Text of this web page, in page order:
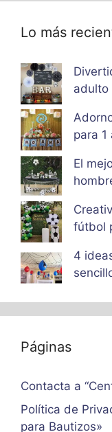
Lo más
adulto
para 1
El
fútbol
4
Páginas
Contacta a
Política de
para Bautizos»